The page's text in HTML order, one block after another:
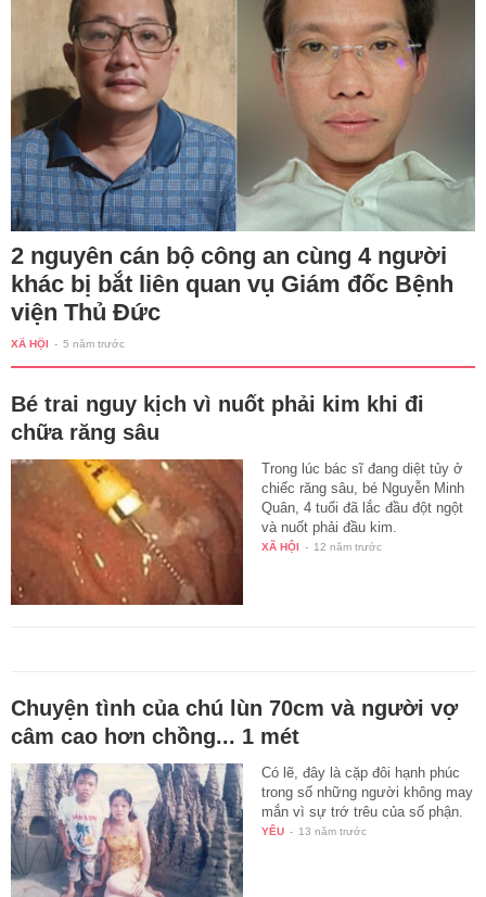
2 nguyên cán bộ công an cùng 4 người
khác bị bắt liên quan vụ Giám đốc Bệnh
viện Thủ Đức
XÃ HỘI - 5 năm trước
Bé trai nguy kịch vì nuốt phải kim khi đi
chữa răng sâu
Trong lúc bác sĩ đang diệt tủy ở
chiếc răng sâu, bé Nguyễn Minh
Quân, 4 tuổi đã lắc đầu đột ngột
và nuốt phải đầu kim.
XÃ HỘI - 12 năm trước
Chuyện tình của chú lùn 70cm và người vợ
câm cao hơn chồng... 1 mét
Có lẽ, đây là cặp đôi hạnh phúc
trong số những người không may
mắn vì sự trớ trêu của số phận.
YÊU - 13 năm trước